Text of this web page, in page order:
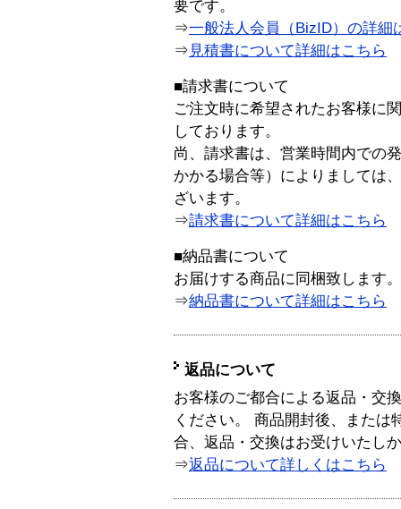
要です。
⇒一般法人会員（BizID）の詳細
⇒ 見積書について詳細はこちら
■請求書について
ご注文時に希望されたお客様に
しております。
尚、請求書は、営業時間内での
かかる場合等）によりましては
ざいます。
⇒請求書について詳細はこちら
■納品書について
お届けする商品に同梱致します。
⇒納品書について詳細はこちら
返品について
お客様のご都合による返品・交
ください。 商品開封後、または
合、返品・交換はお受けいたし
⇒返品について詳しくはこちら